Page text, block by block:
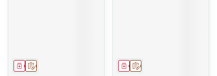
Op voorschrift
Geneesmiddel Op voorschrift
Geneesmiddel